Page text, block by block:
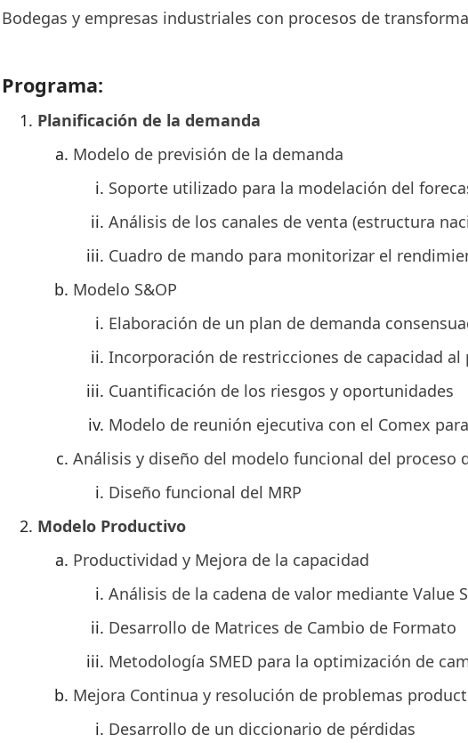
Bodegas y empresas industriales con procesos de
Programa:
Planificación de la demanda
Modelo de previsión de la demanda
Soporte utilizado para la modelación del
Análisis de los canales de venta (estructura
Cuadro de mando para monitorizar el
Modelo S&OP
Elaboración de un plan de demanda
Incorporación de restricciones de capacidad
Cuantificación de los riesgos y oportunidades
Modelo de reunión ejecutiva con el Comex
Análisis y diseño del modelo funcional del proceso
Diseño funcional del MRP
Modelo Productivo
Productividad y Mejora de la capacidad
Análisis de la cadena de valor mediante Value
Desarrollo de Matrices de Cambio de Formato
Metodología SMED para la optimización de
Mejora Continua y resolución de problemas
Desarrollo de un diccionario de pérdidas